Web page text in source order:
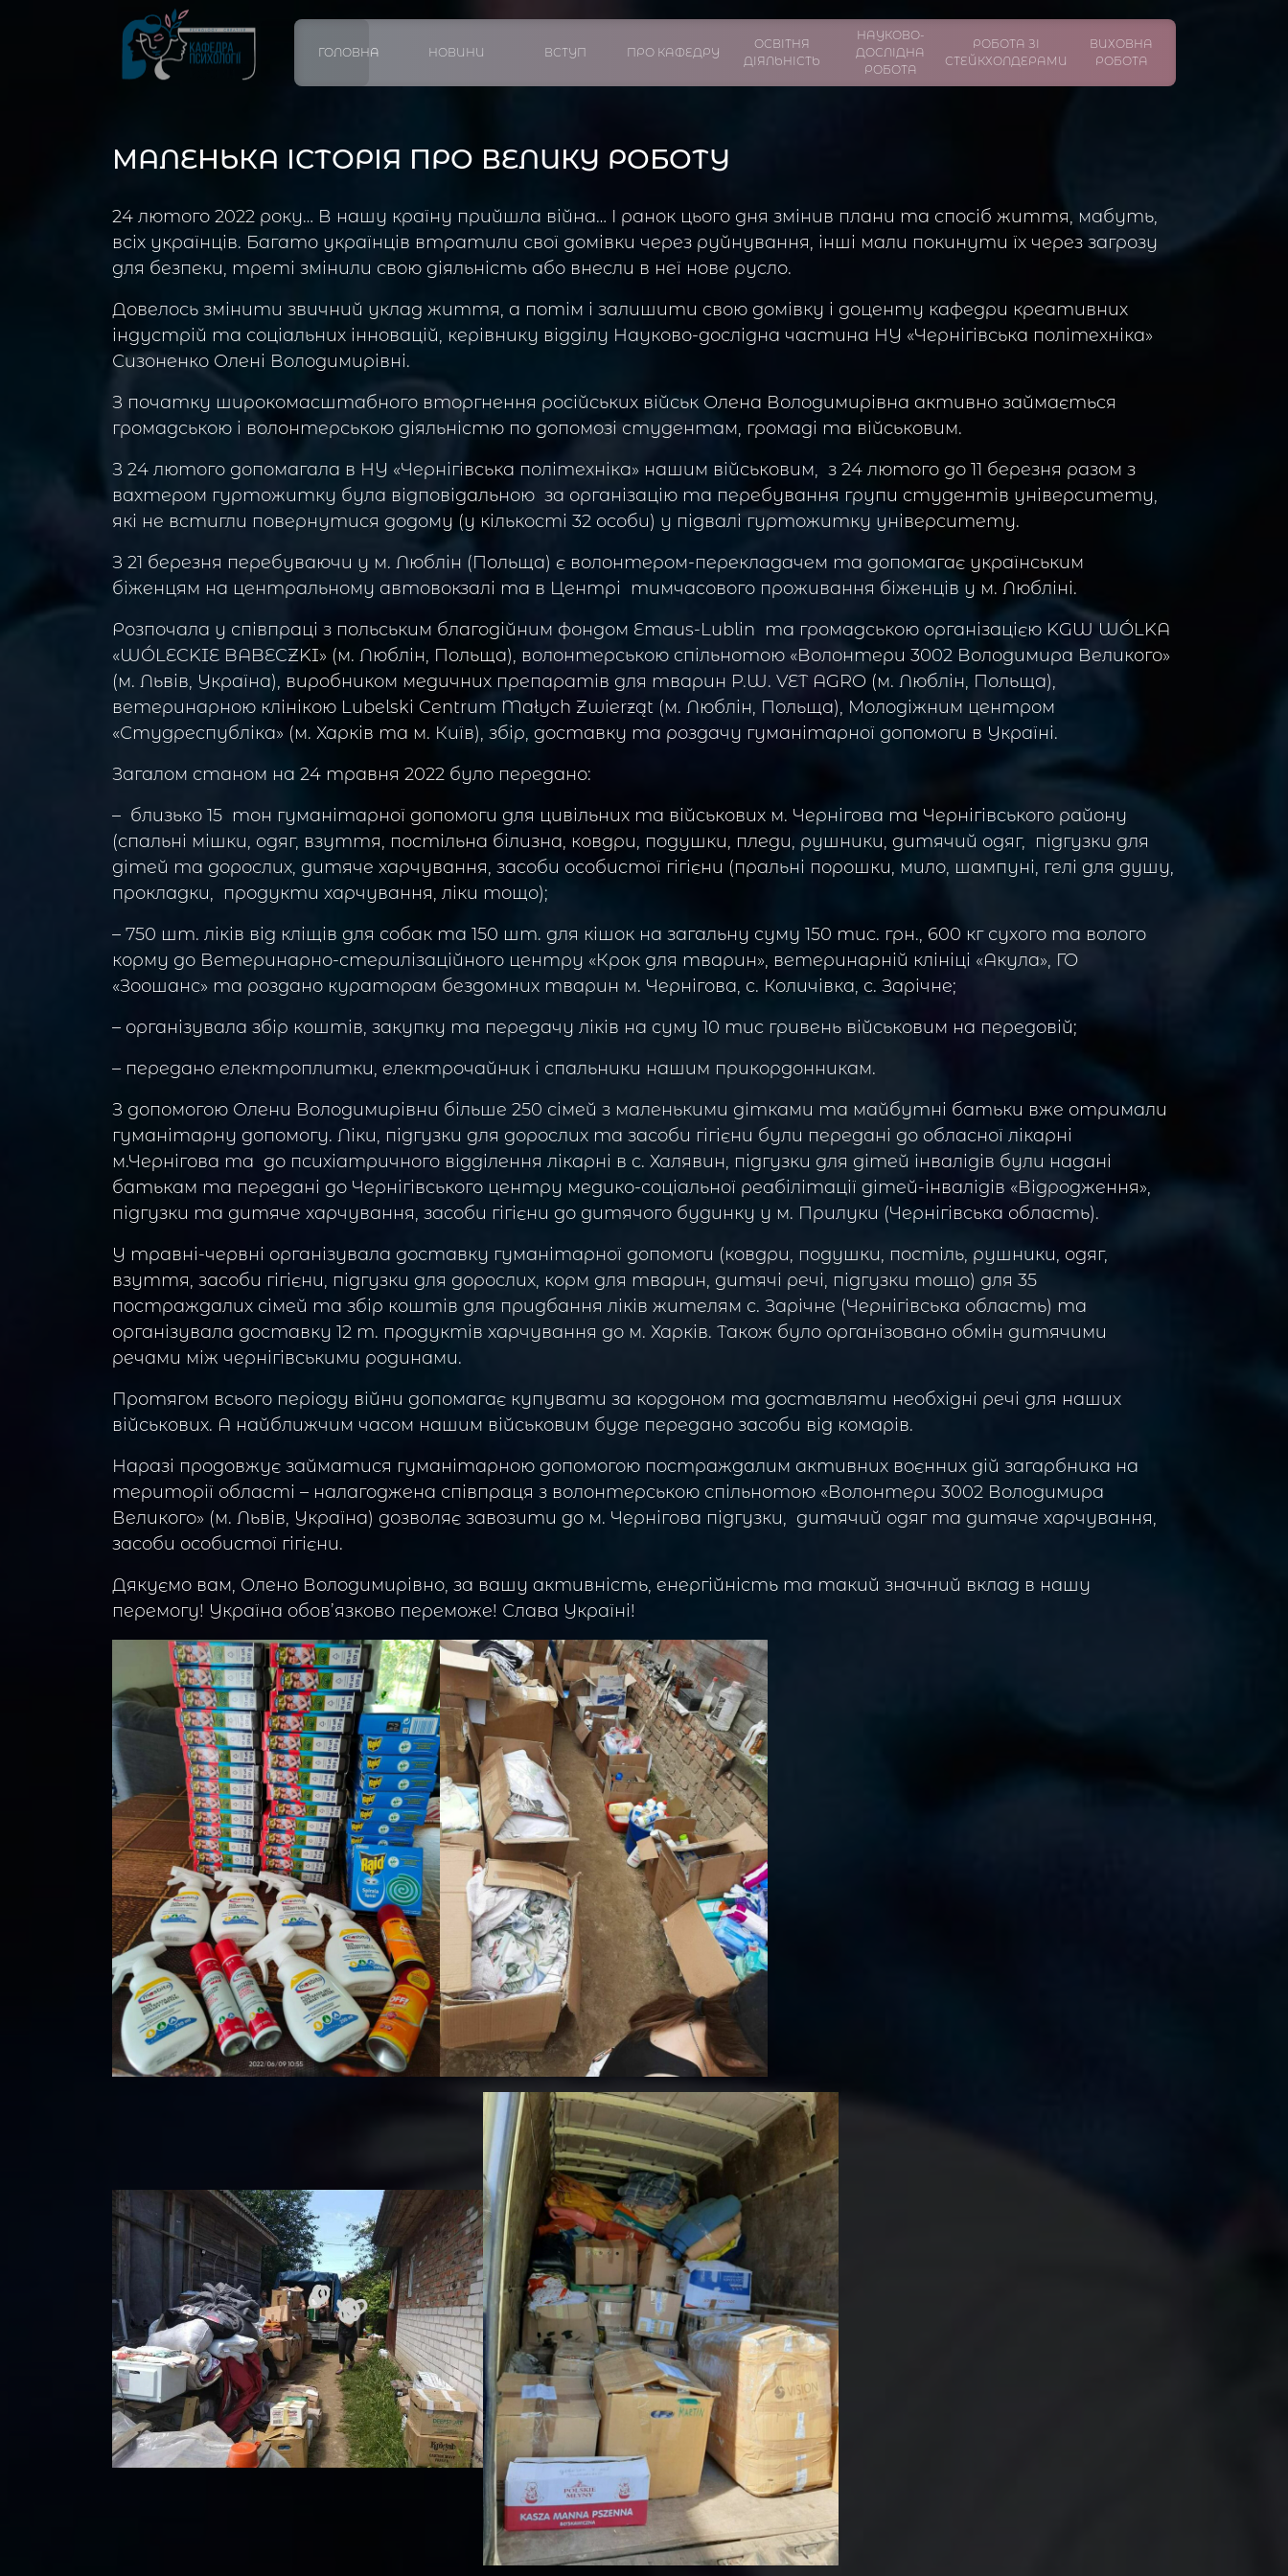
ГОЛОВНА НОВИНИ ВСТУП ПРО КАФЕДРУ
ОСВІТНЯ
ДІЯЛЬНІСТЬ
НАУКОВО-
ДОСЛІДНА
РОБОТА
РОБОТА ЗІ
СТЕЙКХОЛДЕРАМИ
ВИХОВНА
РОБОТА
МАЛЕНЬКА ІСТОРІЯ ПРО ВЕЛИКУ РОБОТУ
24 лютого 2022 року… В нашу країну прийшла війна… І ранок цього дня змінив плани та спосіб життя, мабуть,
всіх українців. Багато українців втратили свої домівки через руйнування, інші мали покинути їх через загрозу
для безпеки, треті змінили свою діяльність або внесли в неї нове русло.
Довелось змінити звичний уклад життя, а потім і залишити свою домівку і доценту кафедри креативних
індустрій та соціальних інновацій, керівнику відділу Науково-дослідна частина НУ «Чернігівська політехніка»
Сизоненко Олені Володимирівні.
З початку широкомасштабного вторгнення російських військ Олена Володимирівна активно займається
громадською і волонтерською діяльністю по допомозі студентам, громаді та військовим.
З 24 лютого допомагала в НУ «Чернігівська політехніка» нашим військовим, з 24 лютого до 11 березня разом з
вахтером гуртожитку була відповідальною за організацію та перебування групи студентів університету,
які не встигли повернутися додому (у кількості 32 особи) у підвалі гуртожитку університету.
З 21 березня перебуваючи у м. Люблін (Польща) є волонтером-перекладачем та допомагає українським
біженцям на центральному автовокзалі та в Центрі тимчасового проживання біженців у м. Любліні.
Розпочала у співпраці з польським благодійним фондом Emaus-Lublin та громадською організацією KGW WÓLKA
«WÓLECKIE BABECZKI» (м. Люблін, Польща), волонтерською спільнотою «Волонтери 3002 Володимира Великого»
(м. Львів, Україна), виробником медичних препаратів для тварин P.W. VET AGRO (м. Люблін, Польща),
ветеринарною клінікою Lubelski Centrum Małych Zwierząt (м. Люблін, Польща), Молодіжним центром
«Студреспубліка» (м. Харків та м. Київ), збір, доставку та роздачу гуманітарної допомоги в Україні.
Загалом станом на 24 травня 2022 було передано:
– близько 15 тон гуманітарної допомоги для цивільних та військових м. Чернігова та Чернігівського району
(спальні мішки, одяг, взуття, постільна білизна, ковдри, подушки, пледи, рушники, дитячий одяг, підгузки для
дітей та дорослих, дитяче харчування, засоби особистої гігієни (пральні порошки, мило, шампуні, гелі для душу,
прокладки, продукти харчування, ліки тощо);
– 750 шт. ліків від кліщів для собак та 150 шт. для кішок на загальну суму 150 тис. грн., 600 кг сухого та волого
корму до Ветеринарно-стерилізаційного центру «Крок для тварин», ветеринарній клініці «Акула», ГО
«Зоошанс» та роздано кураторам бездомних тварин м. Чернігова, с. Количівка, с. Зарічне;
– організувала збір коштів, закупку та передачу ліків на суму 10 тис гривень військовим на передовій;
– передано електроплитки, електрочайник і спальники нашим прикордонникам.
З допомогою Олени Володимирівни більше 250 сімей з маленькими дітками та майбутні батьки вже отримали
гуманітарну допомогу. Ліки, підгузки для дорослих та засоби гігієни були передані до обласної лікарні
м.Чернігова та до психіатричного відділення лікарні в с. Халявин, підгузки для дітей інвалідів були надані
батькам та передані до Чернігівського центру медико-соціальної реабілітації дітей-інвалідів «Відродження»,
підгузки та дитяче харчування, засоби гігієни до дитячого будинку у м. Прилуки (Чернігівська область).
У травні-червні організувала доставку гуманітарної допомоги (ковдри, подушки, постіль, рушники, одяг,
взуття, засоби гігієни, підгузки для дорослих, корм для тварин, дитячі речі, підгузки тощо) для 35
постраждалих сімей та збір коштів для придбання ліків жителям с. Зарічне (Чернігівська область) та
організувала доставку 12 т. продуктів харчування до м. Харків. Також було організовано обмін дитячими
речами між чернігівськими родинами.
Протягом всього періоду війни допомагає купувати за кордоном та доставляти необхідні речі для наших
військових. А найближчим часом нашим військовим буде передано засоби від комарів.
Наразі продовжує займатися гуманітарною допомогою постраждалим активних воєнних дій загарбника на
території області – налагоджена співпраця з волонтерською спільнотою «Волонтери 3002 Володимира
Великого» (м. Львів, Україна) дозволяє завозити до м. Чернігова підгузки, дитячий одяг та дитяче харчування,
засоби особистої гігієни.
Дякуємо вам, Олено Володимирівно, за вашу активність, енергійність та такий значний вклад в нашу
перемогу! Україна обов’язково переможе! Слава Україні!